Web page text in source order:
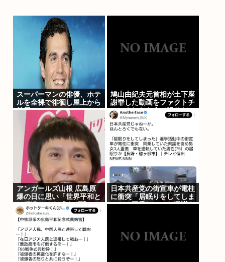
スーパーマンの俳優、ホテ
ルを全裸で徘徊し屋上から
放尿
鳩山由紀夫元首相が土下座
謝罪した動画をファクトチ
ェックしたら全て誤りだっ
た事が判明
アンガールズ山根 広島原
爆の日に思い「世界平和と
は程遠い」も「まず隣にい
る人に優しい気持ちを」
日本共産党の街宣車が電柱
に衝突「居眠りをしてしま
った」同乗していた県議を